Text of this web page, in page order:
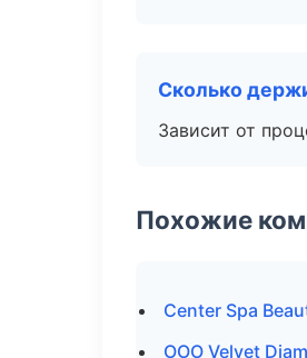
Сколько
Зависит от
Похожие
Center Spa
ООО Velvet